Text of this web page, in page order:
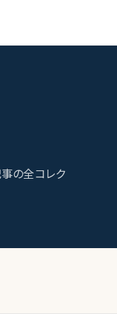
の全コレク